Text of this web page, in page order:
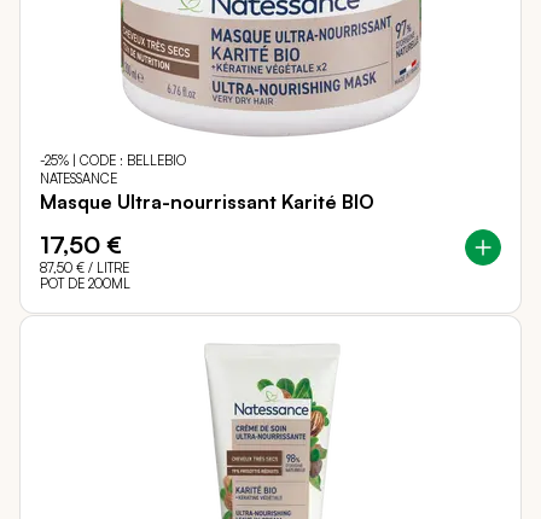
-25% | CODE : BELLEBIO
NATESSANCE
Masque Ultra-nourrissant Karité BIO
17,50 €
87,50 € / LITRE
POT DE 200ML